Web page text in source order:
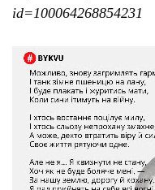
id=100064268854231